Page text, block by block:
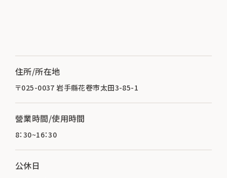
住所/所在地
〒025-0037 岩手縣花卷市太田3-85-1
營業時間/使用時間
8：30~16：30
公休日